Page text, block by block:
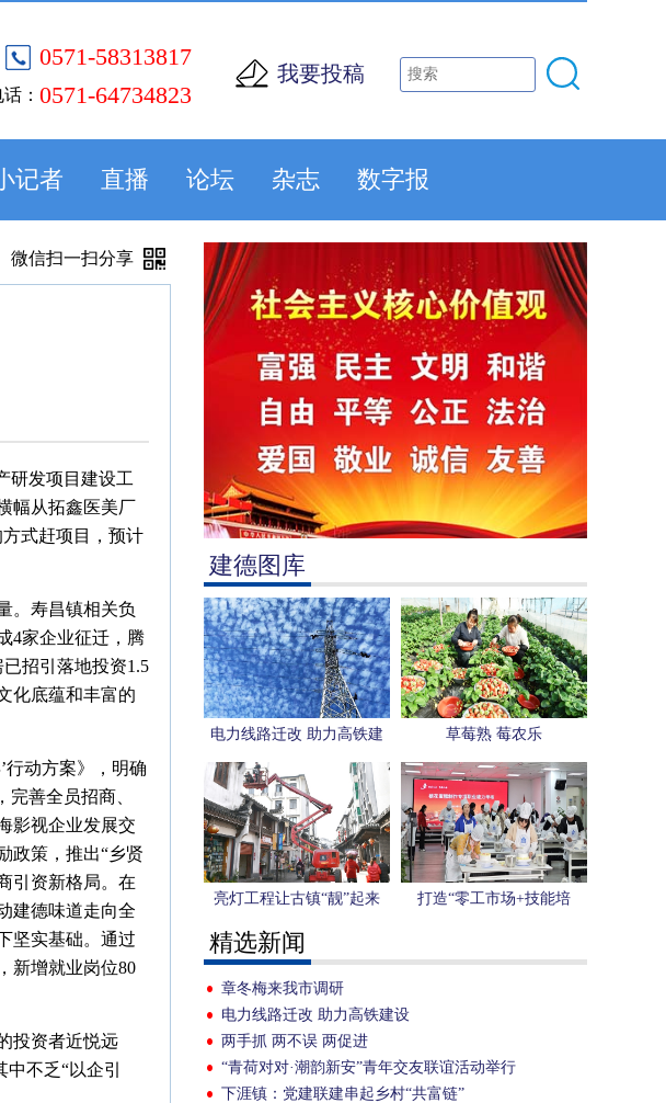
0571-58313817
： 0571-64734823
我要投稿
记者 直播 论坛 杂志 数字报
建德图库
电力线路迁改 助力高铁建
草莓熟 莓农乐
亮灯工程让古镇“靓”起来
打造“零工市场+技能培
的幸福梦
精选新闻
章冬梅来我市调研
电力线路迁改 助力高铁建设
两手抓 两不误 两促进
“青荷对对·潮韵新安”青年交友联谊活动举行
下涯镇：党建联建串起乡村“共富链”
微信扫一扫分享
研发项目建设工
幅从拓鑫医美厂
式赶项目，预计
。寿昌镇相关负
4家企业征迁，腾
招引落地投资1.5
化底蕴和丰富的
行动方案》，明确
善全员招商、
影视企业发展交
政策，推出“乡贤
引资新格局。在
建德味道走向全
坚实基础。通过
新增就业岗位80
投资者近悦远
不乏“以企引